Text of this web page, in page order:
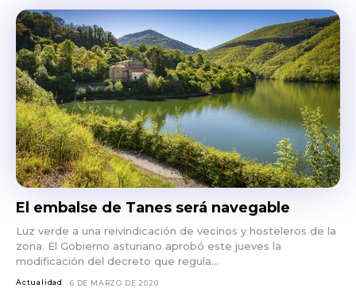
El embalse de Tanes será navegable
Luz verde a una reivindicación de vecinos y hosteleros de la
zona. El Gobierno asturiano aprobó este jueves la
modificación del decreto que regula...
Actualidad 6 DE MARZO DE 2020